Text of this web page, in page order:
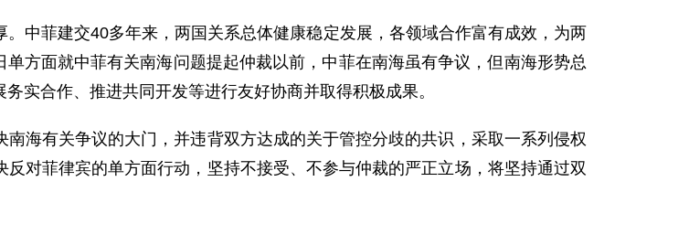
菲建交40多年来，两国关系总体健康稳定发展，各领域合作富有成效，为两
方面就中菲有关南海问题提起仲裁以前，中菲在南海虽有争议，但南海形势总
实合作、推进共同开发等进行友好协商并取得积极成果。
有关争议的大门，并违背双方达成的关于管控分歧的共识，采取一系列侵权
对菲律宾的单方面行动，坚持不接受、不参与仲裁的严正立场，将坚持通过双